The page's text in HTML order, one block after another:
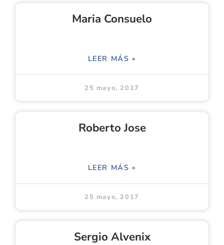
Maria Consuelo
LEER MÁS »
25 mayo, 2017
Roberto Jose
LEER MÁS »
25 mayo, 2017
Sergio Alvenix